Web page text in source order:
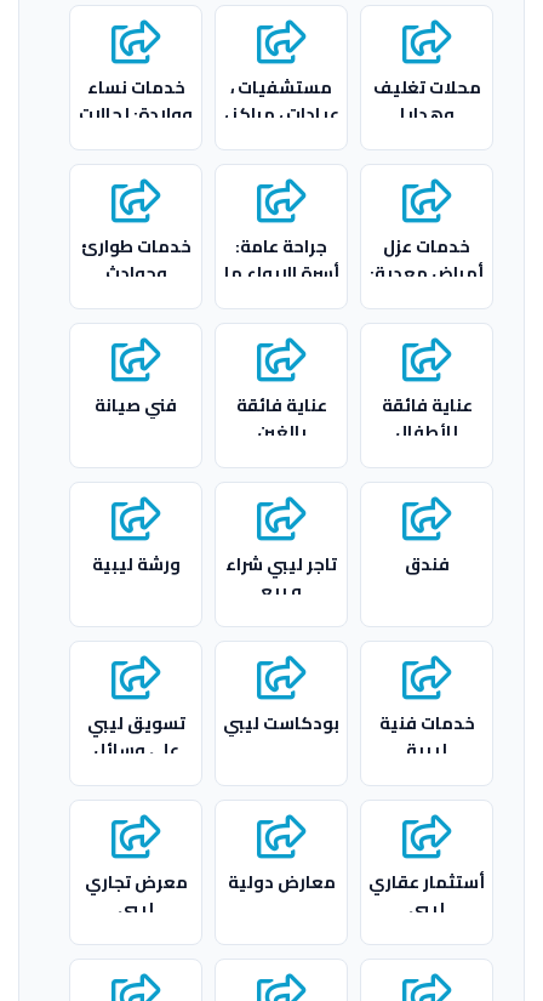
محلات تغليف
وهدايا
مستشفيات ،
عيادات ، مراكز ،
مصحات (عامة/
خاصة)
خدمات نساء
وولادة: لحالات
الولادة الطارئة
خدمات عزل
أمراض معدية:
للتعامل مع
الأوبئة أو
الحالات
المعدية
جراحة عامة:
أسرة الإيواء ما
بعد العمليات
خدمات طوارئ
وحوادث
عناية فائقة
للأطفال
عناية فائقة
بالغين
فني صيانة
فندق
تاجر ليبي شراء
و بيع
ورشة ليبية
خدمات فنية
ليبية
بودكاست ليبي
تسويق ليبي
علي وسائل
التواصل
أستثمار عقاري
ليبي
معارض دولية
معرض تجاري
ليبي